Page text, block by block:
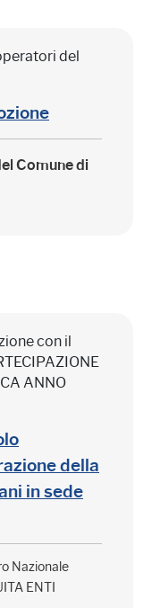
del
Comune di
con il
ANNO
della
in sede
Nazionale
ENTI